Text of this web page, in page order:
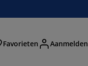
Favorieten Aanmelden